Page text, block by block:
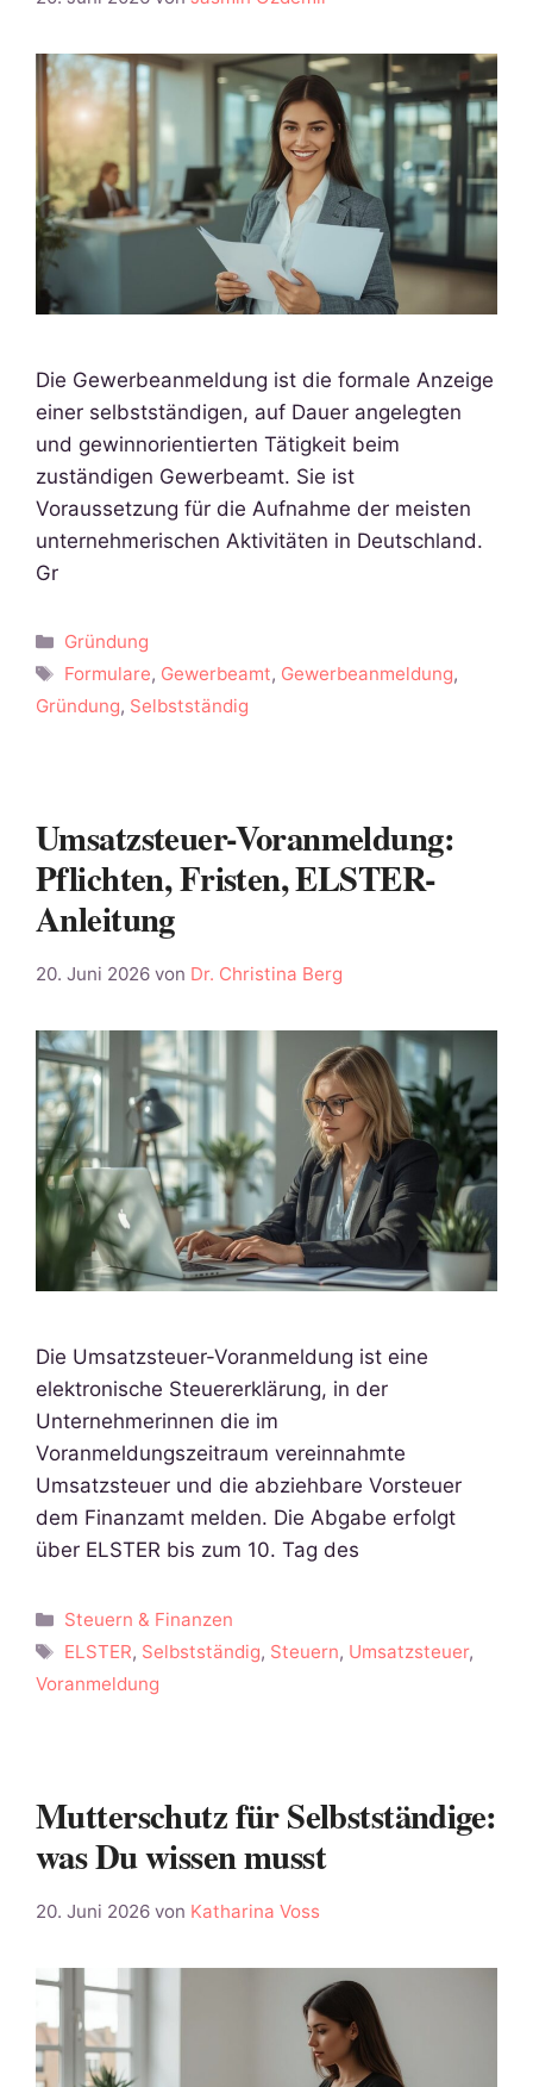
Die Gewerbeanmeldung ist die formale Anzeige
einer selbstständigen, auf Dauer angelegten
und gewinnorientierten Tätigkeit beim
zuständigen Gewerbeamt. Sie ist
Voraussetzung für die Aufnahme der meisten
unternehmerischen Aktivitäten in Deutschland.
Gr
Kategorien
Gründung
Schlagwörter
Formulare, Gewerbeamt, Gewerbeanmeldung,
Gründung, Selbstständig
Umsatzsteuer-Voranmeldung:
Pflichten, Fristen, ELSTER-
Anleitung
20. Juni 2026 von Dr. Christina Berg
Die Umsatzsteuer-Voranmeldung ist eine
elektronische Steuererklärung, in der
Unternehmerinnen die im
Voranmeldungszeitraum vereinnahmte
Umsatzsteuer und die abziehbare Vorsteuer
dem Finanzamt melden. Die Abgabe erfolgt
über ELSTER bis zum 10. Tag des
Kategorien
Steuern & Finanzen
Schlagwörter
ELSTER, Selbstständig, Steuern, Umsatzsteuer,
Voranmeldung
Mutterschutz für Selbstständige:
was Du wissen musst
20. Juni 2026 von Katharina Voss